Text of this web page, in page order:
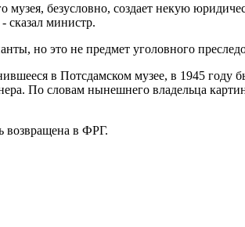
музея, безусловно, создает некую
сказал министр.
но это не предмет уголовного
в Потсдамском музее, в 1945 году
По словам нынешнего владельца
возвращена в ФРГ.